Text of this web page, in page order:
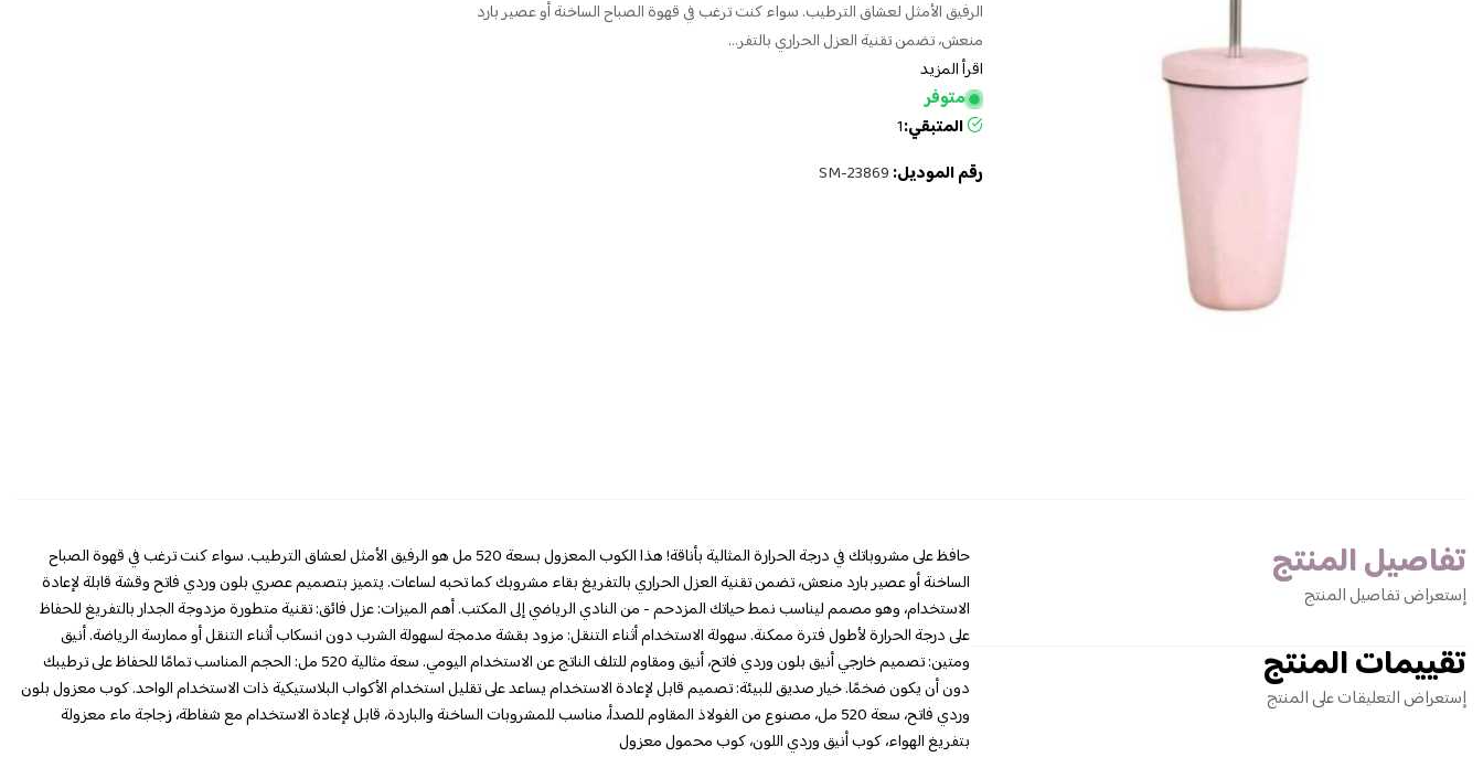
الرفيق الأمثل لعشاق الترطيب. سواء كنت ترغب في قهوة الصباح الساخنة أو عصير بارد
منعش، تضمن تقنية العزل الحراري بالتفر...
اقرأ المزيد
متوفر
المتبقي:1
رقم الموديل: SM-23869
تفاصيل المنتج
إستعراض تفاصيل المنتج
تقييمات المنتج
إستعراض التعليقات على المنتج
حافظ على مشروباتك في درجة الحرارة المثالية بأناقة! هذا الكوب المعزول بسعة 520 مل هو الرفيق الأمثل لعشاق الترطيب. سواء كنت ترغب في قهوة الصباح
الساخنة أو عصير بارد منعش، تضمن تقنية العزل الحراري بالتفريغ بقاء مشروبك كما تحبه لساعات. يتميز بتصميم عصري بلون وردي فاتح وقشة قابلة لإعادة
الاستخدام، وهو مصمم ليناسب نمط حياتك المزدحم - من النادي الرياضي إلى المكتب. أهم الميزات: عزل فائق: تقنية متطورة مزدوجة الجدار بالتفريغ للحفاظ
على درجة الحرارة لأطول فترة ممكنة. سهولة الاستخدام أثناء التنقل: مزود بقشة مدمجة لسهولة الشرب دون انسكاب أثناء التنقل أو ممارسة الرياضة. أنيق
ومتين: تصميم خارجي أنيق بلون وردي فاتح، أنيق ومقاوم للتلف الناتج عن الاستخدام اليومي. سعة مثالية 520 مل: الحجم المناسب تمامًا للحفاظ على ترطيبك
دون أن يكون ضخمًا. خيار صديق للبيئة: تصميم قابل لإعادة الاستخدام يساعد على تقليل استخدام الأكواب البلاستيكية ذات الاستخدام الواحد. كوب معزول بلون
وردي فاتح، سعة 520 مل، مصنوع من الفولاذ المقاوم للصدأ، مناسب للمشروبات الساخنة والباردة، قابل لإعادة الاستخدام مع شفاطة، زجاجة ماء معزولة
بتفريغ الهواء، كوب أنيق وردي اللون، كوب محمول معزول